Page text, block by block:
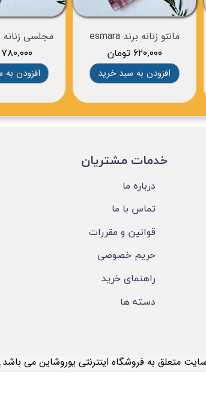
۷۸۰,۰۰۰ تومان
افزودن
مانتو زنانه برند esmara
۶۲۰,۰۰۰ تومان
افزودن به سبد خرید
متعلق به فروشگاه اینترنتی یوروشاین می باشد.
​خدمات مشتریان
درباره ما
تماس با ما
قوانین و مقررات
حریم خصوصی
راهنمای خرید
دسته ها